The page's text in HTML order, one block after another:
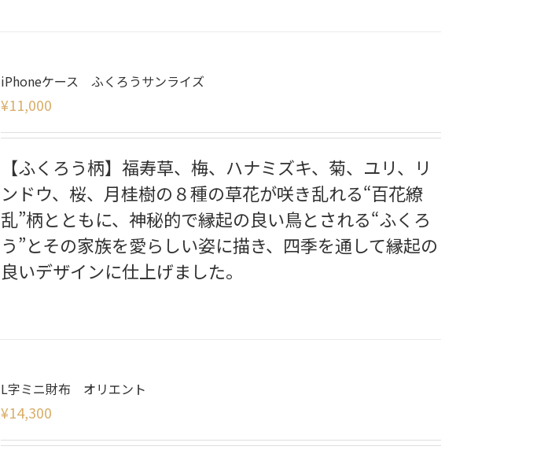
iPhoneケース ふくろうサンライズ
¥11,000
【ふくろう柄】福寿草、梅、ハナミズキ、菊、ユリ、リ
ンドウ、桜、月桂樹の８種の草花が咲き乱れる“百花繚
乱”柄とともに、神秘的で縁起の良い鳥とされる“ふくろ
う”とその家族を愛らしい姿に描き、四季を通して縁起の
良いデザインに仕上げました。
L字ミニ財布 オリエント
¥14,300